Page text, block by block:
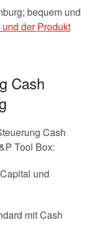
bequem und
der Produkt
Cash
Cash
Tool Box:
und
mit Cash